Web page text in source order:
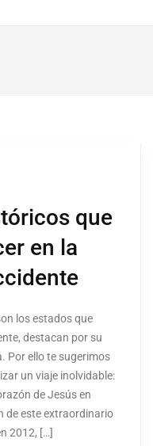
que
en la
los estados que
destacan por su
Por ello te sugerimos
un viaje inolvidable:
de Jesús en
de este extraordinario
2012, […]